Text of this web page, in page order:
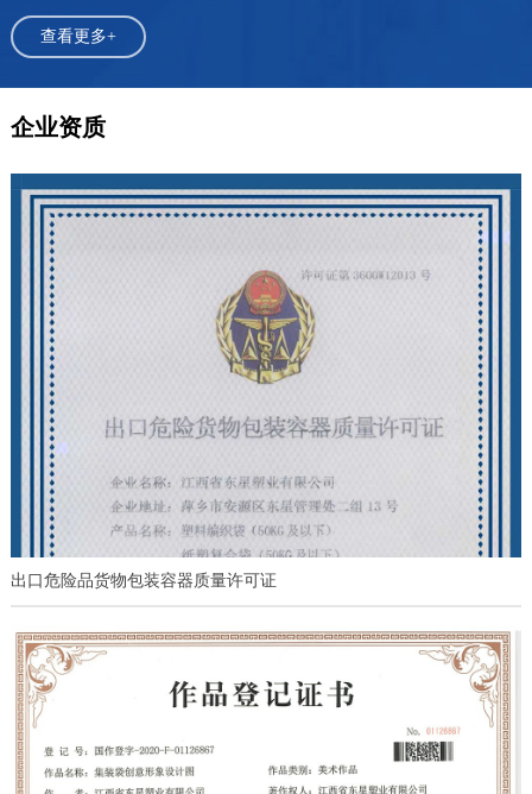
查看更多+
企业资质
出口危险品货物包装容器质量许可证